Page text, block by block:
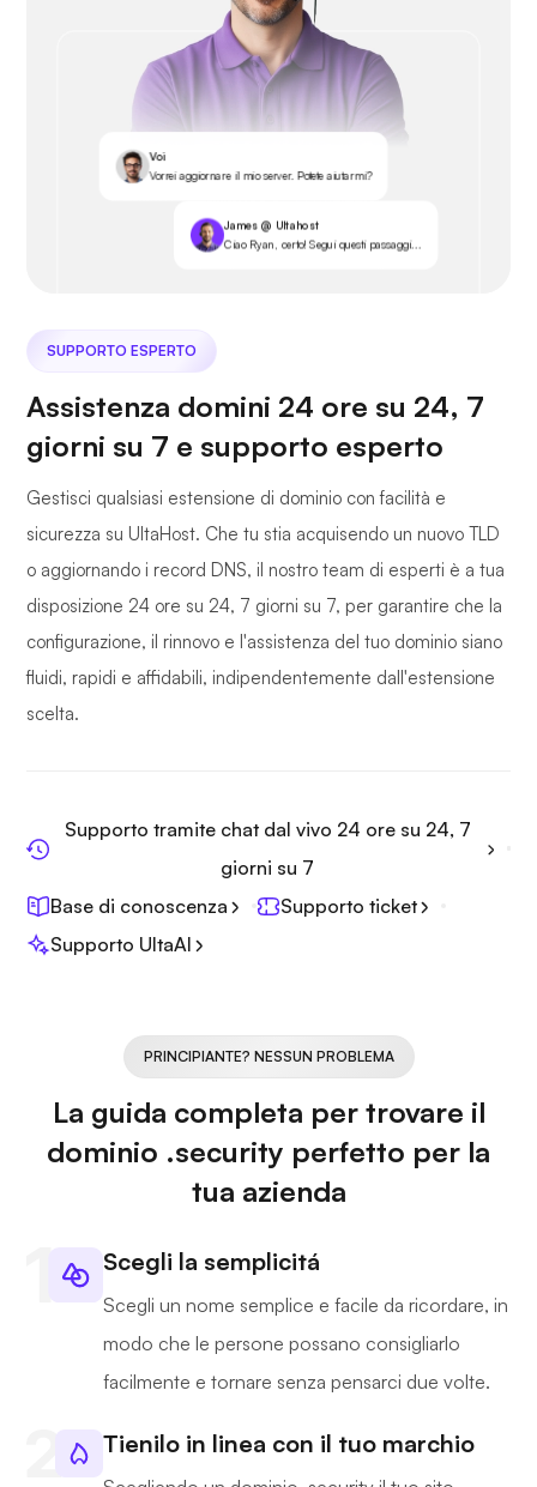
Voi
Vorrei aggiornare il mio server. Potete aiutarmi?
James @ Ultahost
Ciao Ryan, certo! Segui questi passaggi...
SUPPORTO ESPERTO
Assistenza domini 24 ore su 24, 7
giorni su 7 e supporto esperto
Gestisci qualsiasi estensione di dominio con facilità e
sicurezza su UltaHost. Che tu stia acquisendo un nuovo TLD
o aggiornando i record DNS, il nostro team di esperti è a tua
disposizione 24 ore su 24, 7 giorni su 7, per garantire che la
configurazione, il rinnovo e l'assistenza del tuo dominio siano
fluidi, rapidi e affidabili, indipendentemente dall'estensione
scelta.
Supporto tramite chat dal vivo 24 ore su 24, 7
giorni su 7
Base di conoscenza
Supporto ticket
Supporto UltaAI
PRINCIPIANTE? NESSUN PROBLEMA
La guida completa per trovare il
dominio .security perfetto per la
tua azienda
Scegli la semplicitá
Scegli un nome semplice e facile da ricordare, in
modo che le persone possano consigliarlo
facilmente e tornare senza pensarci due volte.
Tienilo in linea con il tuo marchio